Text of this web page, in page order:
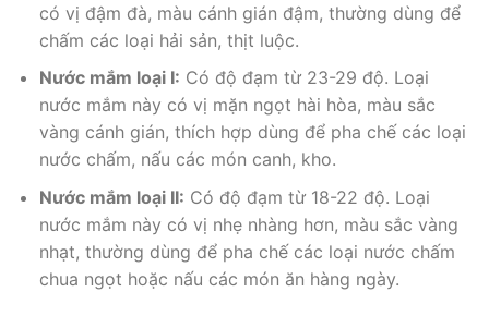
có vị đậm đà, màu cánh gián đậm, thường dùng để
chấm các loại hải sản, thịt luộc.
Nước mắm loại I: Có độ đạm từ 23-29 độ. Loại
nước mắm này có vị mặn ngọt hài hòa, màu sắc
vàng cánh gián, thích hợp dùng để pha chế các loại
nước chấm, nấu các món canh, kho.
Nước mắm loại II: Có độ đạm từ 18-22 độ. Loại
nước mắm này có vị nhẹ nhàng hơn, màu sắc vàng
nhạt, thường dùng để pha chế các loại nước chấm
chua ngọt hoặc nấu các món ăn hàng ngày.